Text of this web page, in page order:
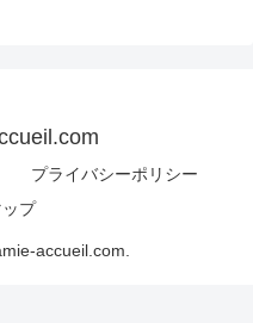
プライバシーポリシー
プ
accueil.com.